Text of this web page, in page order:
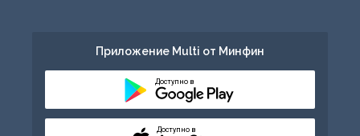
Приложение Multi от Минфин
Доступно в
Доступно в